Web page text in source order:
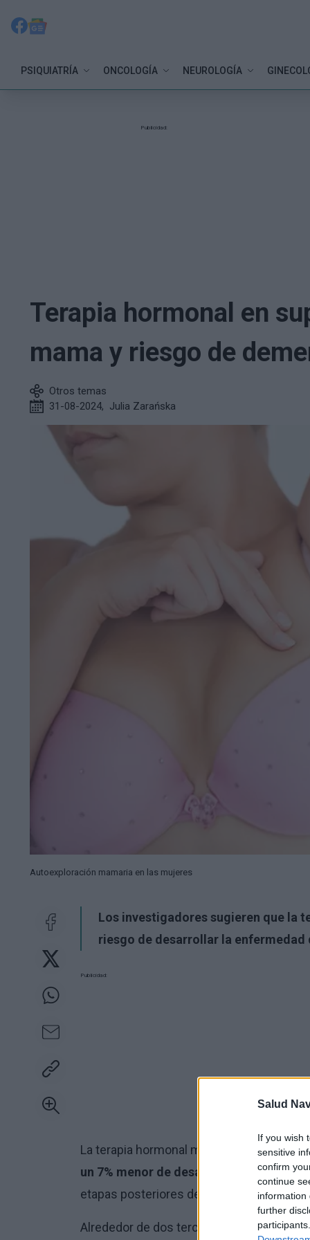
Salud
If you wish
sensitive
confirm
continue
information
further
PSIQUIATRÍA ONCOLOGÍA NEUROLOGÍA
Publicidad:
Terapia hormonal en
mama y riesgo de
Otros temas
31-08-2024, Julia Zarańska
Autoexploración mamaria en las mujeres
Los investigadores sugieren que la
riesgo de desarrollar la
Publicidad:
La terapia hormonal moduladora
un 7% menor de desarrollar la
etapas posteriores de la vida, según
Alrededor de dos tercios de las